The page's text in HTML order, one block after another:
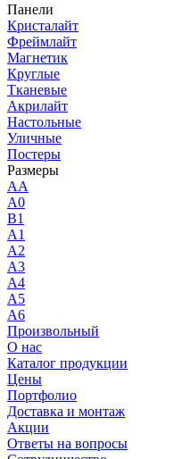
Панели
Кристалайт
Фреймлайт
Магнетик
Круглые
Тканевые
Акрилайт
Настольные
Уличные
Постеры
Размеры
AA
A0
B1
A1
A2
A3
A4
A5
A6
Произвольный
О нас
Каталог продукции
Цены
Портфолио
Доставка и монтаж
Акции
Ответы на вопросы